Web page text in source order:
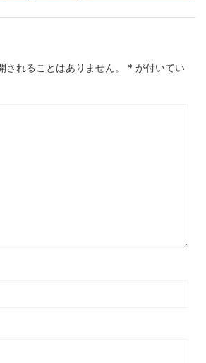
されることはありません。 * が付いてい